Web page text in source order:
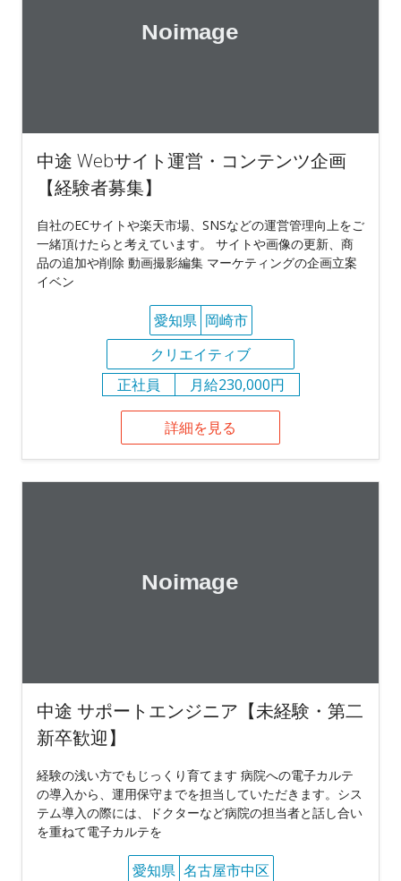
中途 Webサイト運営・コンテンツ企画
【経験者募集】
⾃社のECサイトや楽天市場、SNSなどの運営管理向上をご
⼀緒頂けたらと考えています。 サイトや画像の更新、商
品の追加や削除 動画撮影編集 マーケティングの企画⽴案
イベン
愛知県 岡崎市
クリエイティブ
正社員
月給230,000円
詳細を見る
中途 サポートエンジニア【未経験・第二
新卒歓迎】
経験の浅い方でもじっくり育てます 病院への電子カルテ
の導入から、運用保守までを担当していただきます。シス
テム導入の際には、ドクターなど病院の担当者と話し合い
を重ねて電子カルテを
愛知県 名古屋市中区